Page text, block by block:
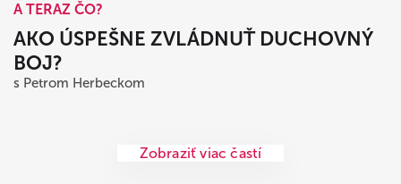
A TERAZ ČO?
AKO ÚSPEŠNE ZVLÁDNUŤ DUCHOVNÝ
BOJ?
s Petrom Herbeckom
Zobraziť viac častí